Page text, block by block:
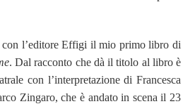
l’editore Effigi il mio primo libro di
. Dal racconto che dà il titolo al libro è
con l’interpretazione di Francesca
Zingaro, che è andato in scena il 23